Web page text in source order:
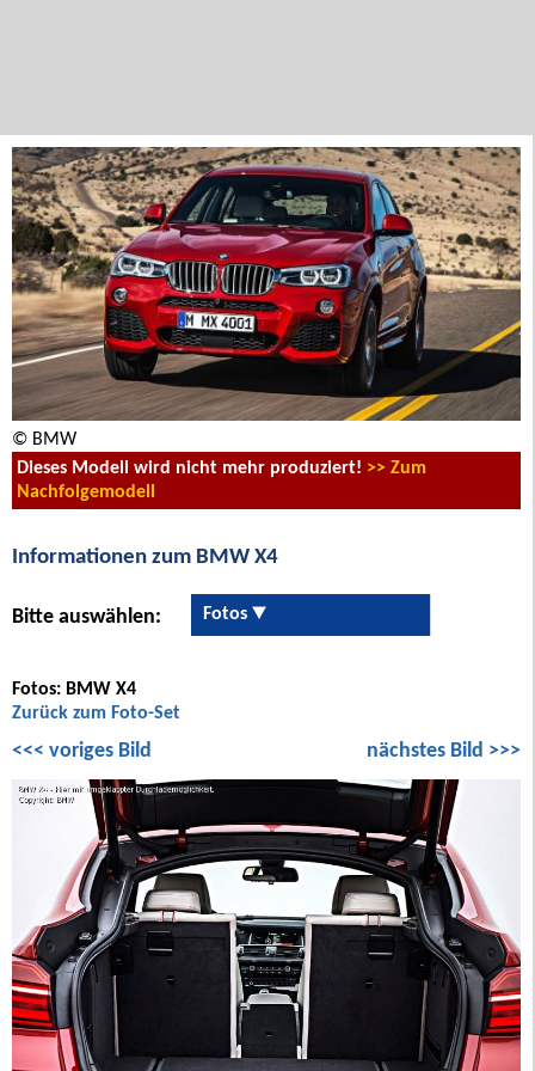
© BMW
Dieses Modell wird nicht mehr produziert! >> Zum
Nachfolgemodell
Informationen zum BMW X4
Bitte auswählen: Fotos
Fotos: BMW X4
Zurück zum Foto-Set
<<< voriges Bild nächstes Bild >>>